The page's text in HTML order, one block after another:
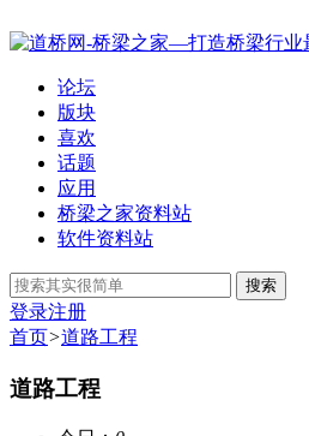
论坛
版块
喜欢
话题
应用
桥梁之家资料站
软件资料站
搜索
登录注册
首页>道路工程
道路工程